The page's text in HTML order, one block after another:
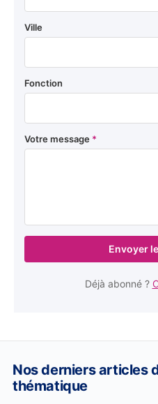
Ville
Fonction
Votre message *
Envoyer
Déjà abonné ?
Nos derniers articles
thématique